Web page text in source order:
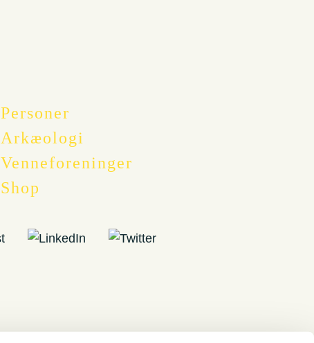
Personer
Arkæologi
Venneforeninger
Shop